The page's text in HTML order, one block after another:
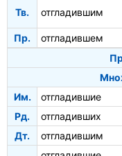
Тв. отгладившим
Пр. отгладившем
Им.
отгладившие
Рд.
отгладивших
Дт.
отгладившим